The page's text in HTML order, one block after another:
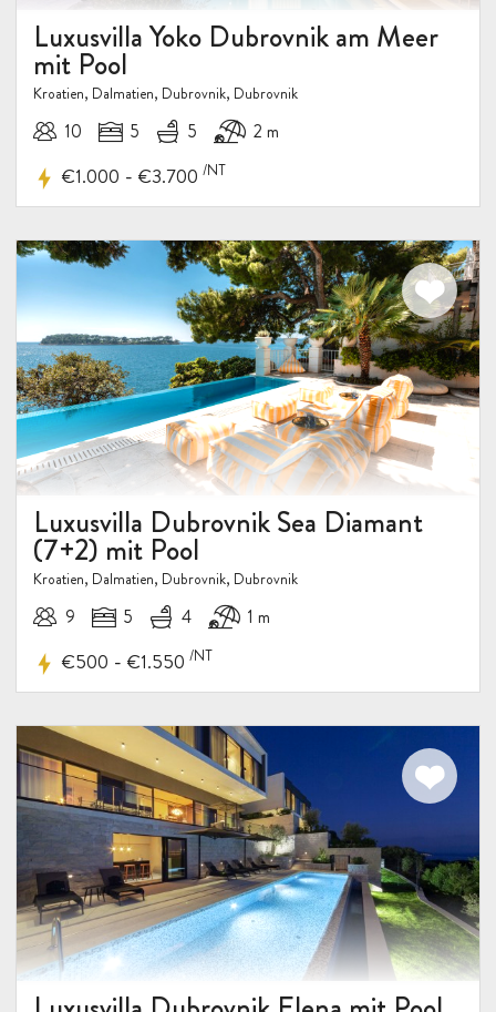
Luxusvilla Yoko Dubrovnik am Meer
mit Pool
Kroatien, Dalmatien, Dubrovnik, Dubrovnik
10 5 5 2 m
€1.000 - €3.700 /NT
Luxusvilla Dubrovnik Sea Diamant
(7+2) mit Pool
Kroatien, Dalmatien, Dubrovnik, Dubrovnik
9 5 4 1 m
€500 - €1.550 /NT